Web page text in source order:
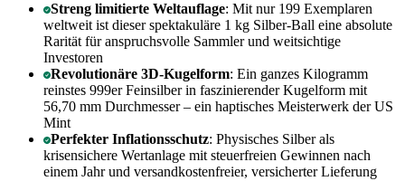
Streng limitierte Weltauflage: Mit nur 199 Exemplaren
weltweit ist dieser spektakuläre 1 kg Silber-Ball eine absolute
Rarität für anspruchsvolle Sammler und weitsichtige
Investoren
Revolutionäre 3D-Kugelform: Ein ganzes Kilogramm
reinstes 999er Feinsilber in faszinierender Kugelform mit
56,70 mm Durchmesser – ein haptisches Meisterwerk der US
Mint
Perfekter Inflationsschutz: Physisches Silber als
krisensichere Wertanlage mit steuerfreien Gewinnen nach
einem Jahr und versandkostenfreier, versicherter Lieferung